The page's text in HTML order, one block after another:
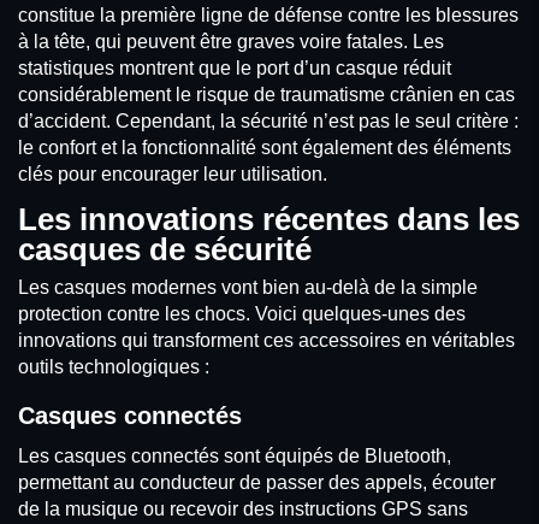
constitue la première ligne de défense contre les blessures
à la tête, qui peuvent être graves voire fatales. Les
statistiques montrent que le port d’un casque réduit
considérablement le risque de traumatisme crânien en cas
d’accident. Cependant, la sécurité n’est pas le seul critère :
le confort et la fonctionnalité sont également des éléments
clés pour encourager leur utilisation.
Les innovations récentes dans les
casques de sécurité
Les casques modernes vont bien au-delà de la simple
protection contre les chocs. Voici quelques-unes des
innovations qui transforment ces accessoires en véritables
outils technologiques :
Casques connectés
Les casques connectés sont équipés de Bluetooth,
permettant au conducteur de passer des appels, écouter
de la musique ou recevoir des instructions GPS sans